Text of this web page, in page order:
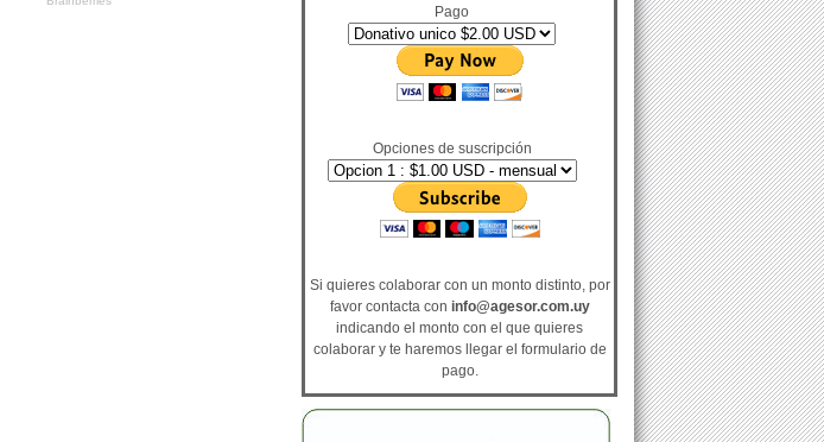
Pago
Opciones de suscripción
Si quieres colaborar con un monto distinto, por
favor contacta con info@agesor.com.uy
indicando el monto con el que quieres
colaborar y te haremos llegar el formulario de
pago.